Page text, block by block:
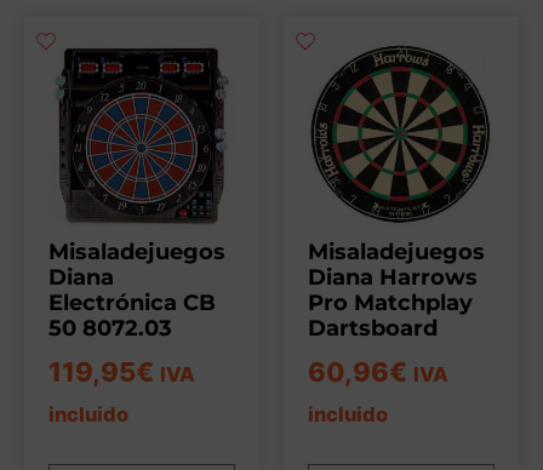
Misaladejuegos
Diana
Electrónica CB
50 8072.03
119,95€ IVA
incluido
Misaladejuegos
Diana Harrows
Pro Matchplay
Dartsboard
60,96€ IVA
incluido